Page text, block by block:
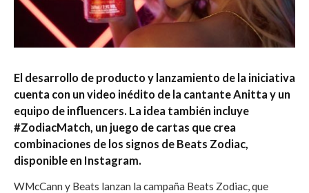
El desarrollo de producto y lanzamiento de la iniciativa
cuenta con un video inédito de la cantante Anitta y un
equipo de influencers. La idea también incluye
#ZodiacMatch, un juego de cartas que crea
combinaciones de los signos de Beats Zodiac,
disponible en Instagram.
WMcCann y Beats lanzan la campaña Beats Zodiac, que